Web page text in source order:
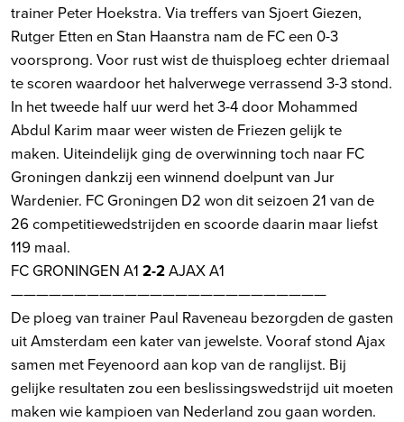
trainer Peter Hoekstra. Via treffers van Sjoert Giezen,
Rutger Etten en Stan Haanstra nam de FC een 0-3
voorsprong. Voor rust wist de thuisploeg echter driemaal
te scoren waardoor het halverwege verrassend 3-3 stond.
In het tweede half uur werd het 3-4 door Mohammed
Abdul Karim maar weer wisten de Friezen gelijk te
maken. Uiteindelijk ging de overwinning toch naar FC
Groningen dankzij een winnend doelpunt van Jur
Wardenier. FC Groningen D2 won dit seizoen 21 van de
26 competitiewedstrijden en scoorde daarin maar liefst
119 maal.
FC GRONINGEN A1 2-2AJAX A1
—————————————————————————
De ploeg van trainer Paul Raveneau bezorgden de gasten
uit Amsterdam een kater van jewelste. Vooraf stond Ajax
samen met Feyenoord aan kop van de ranglijst. Bij
gelijke resultaten zou een beslissingswedstrijd uit moeten
maken wie kampioen van Nederland zou gaan worden.